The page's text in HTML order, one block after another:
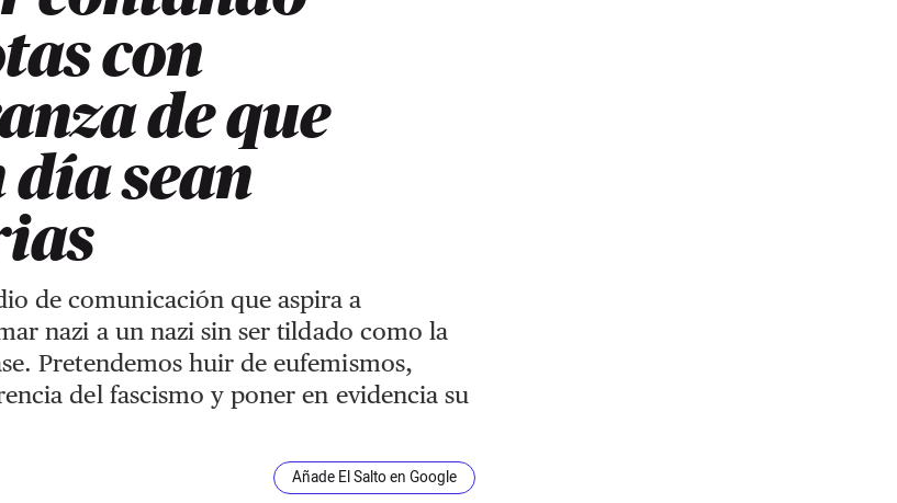
con
de que
sean
de comunicación que aspira a
nazi a un nazi sin ser tildado como la
Pretendemos huir de eufemismos,
del fascismo y poner en evidencia su
Añade El Salto en Google